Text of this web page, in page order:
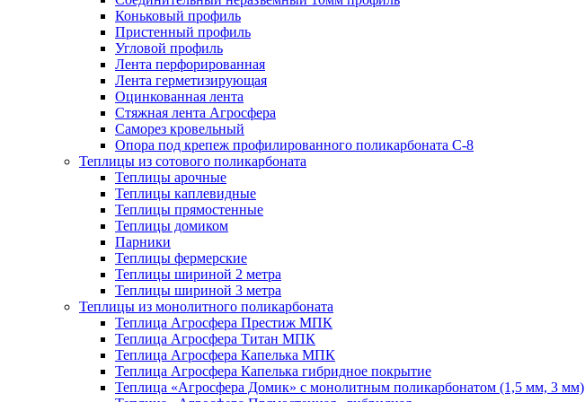
Коньковый профиль
Пристенный профиль
Угловой профиль
Лента перфорированная
Лента герметизирующая
Оцинкованная лента
Стяжная лента Агросфера
Саморез кровельный
Опора под крепеж профилированного поликарбоната С-8
Теплицы из сотового поликарбоната
Теплицы арочные
Теплицы каплевидные
Теплицы прямостенные
Теплицы домиком
Парники
Теплицы фермерские
Теплицы шириной 2 метра
Теплицы шириной 3 метра
Теплицы из монолитного поликарбоната
Теплица Агросфера Престиж МПК
Теплица Агросфера Титан МПК
Теплица Агросфера Капелька МПК
Теплица Агросфера Капелька гибридное покрытие
Теплица «Агросфера Домик» с монолитным поликарбонатом (1,5 мм, 3 мм)